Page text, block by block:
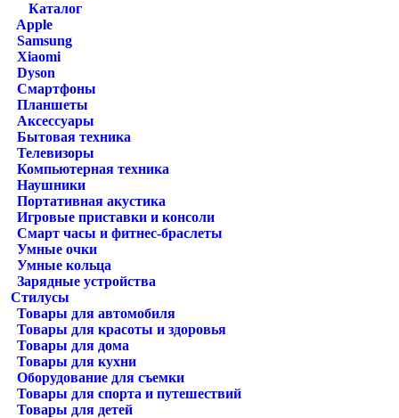
Каталог
Apple
Samsung
Xiaomi
Dyson
Смартфоны
Планшеты
Аксессуары
Бытовая техника
Телевизоры
Компьютерная техника
Наушники
Портативная акустика
Игровые приставки и консоли
Смарт часы и фитнес-браслеты
Умные очки
Умные кольца
Зарядные устройства
Стилусы
Товары для автомобиля
Товары для красоты и здоровья
Товары для дома
Товары для кухни
Оборудование для съемки
Товары для спорта и путешествий
Товары для детей